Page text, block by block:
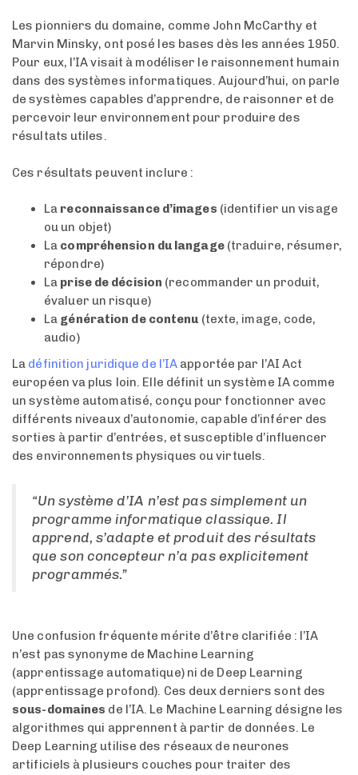
Les pionniers du domaine, comme John McCarthy et
Marvin Minsky, ont posé les bases dès les années 1950.
Pour eux, l’IA visait à modéliser le raisonnement humain
dans des systèmes informatiques. Aujourd’hui, on parle
de systèmes capables d’apprendre, de raisonner et de
percevoir leur environnement pour produire des
résultats utiles.
Ces résultats peuvent inclure :
La reconnaissance d’images (identifier un visage
ou un objet)
La compréhension du langage(traduire, résumer,
répondre)
La prise de décision (recommander un produit,
évaluer un risque)
La génération de contenu (texte, image, code,
audio)
La définition juridique de l’IA apportée par l’AI Act
européen va plus loin. Elle définit un système IA comme
un système automatisé, conçu pour fonctionner avec
différents niveaux d’autonomie, capable d’inférer des
sorties à partir d’entrées, et susceptible d’influencer
des environnements physiques ou virtuels.
“Un système d’IA n’est pas simplement un
programme informatique classique. Il
apprend, s’adapte et produit des résultats
que son concepteur n’a pas explicitement
programmés.”
Une confusion fréquente mérite d’être clarifiée : l’IA
n’est pas synonyme de Machine Learning
(apprentissage automatique) ni de Deep Learning
(apprentissage profond). Ces deux derniers sont des
sous-domaines de l’IA. Le Machine Learning désigne les
algorithmes qui apprennent à partir de données. Le
Deep Learning utilise des réseaux de neurones
artificiels à plusieurs couches pour traiter des